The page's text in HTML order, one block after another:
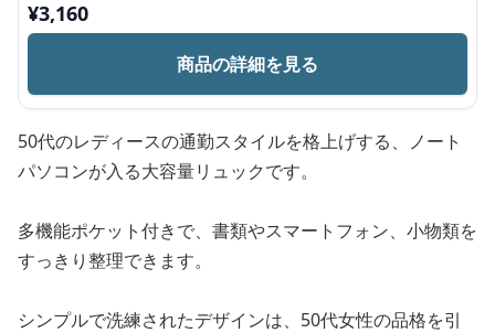
¥3,160
商品の詳細を見る
50代のレディースの通勤スタイルを格上げする、ノート
パソコンが入る大容量リュックです。
多機能ポケット付きで、書類やスマートフォン、小物類を
すっきり整理できます。
シンプルで洗練されたデザインは、50代女性の品格を引